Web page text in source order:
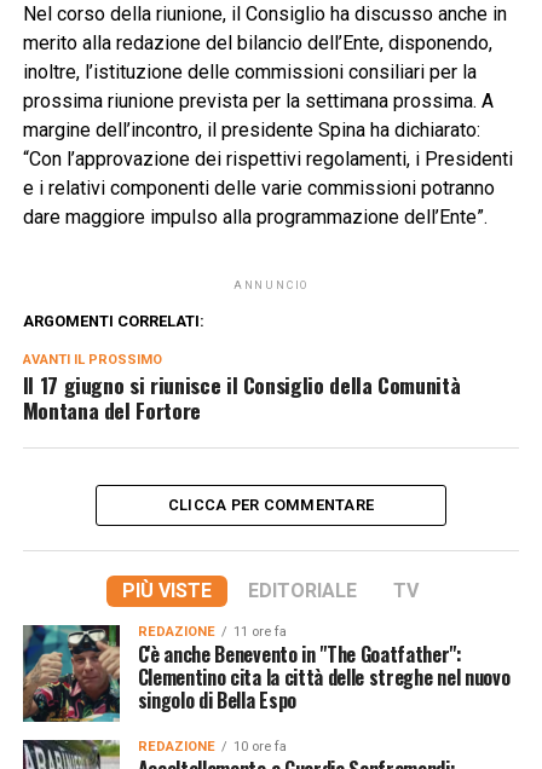
Nel corso della riunione, il Consiglio ha discusso anche in
merito alla redazione del bilancio dell’Ente, disponendo,
inoltre, l’istituzione delle commissioni consiliari per la
prossima riunione prevista per la settimana prossima. A
margine dell’incontro, il presidente Spina ha dichiarato:
“Con l’approvazione dei rispettivi regolamenti, i Presidenti
e i relativi componenti delle varie commissioni potranno
dare maggiore impulso alla programmazione dell’Ente”.
ANNUNCIO
ARGOMENTI CORRELATI:
AVANTI IL ​​PROSSIMO
Il 17 giugno si riunisce il Consiglio della Comunità
Montana del Fortore
CLICCA PER COMMENTARE
PIÙ VISTE EDITORIALE TV
REDAZIONE 11 ore fa
C'è anche Benevento in "The Goatfather":
Clementino cita la città delle streghe nel nuovo
singolo di Bella Espo
REDAZIONE 10 ore fa